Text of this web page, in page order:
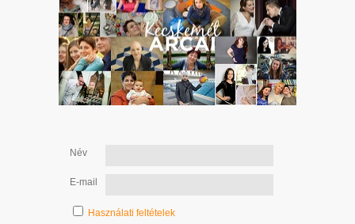
Név
E-mail
Használati feltételek